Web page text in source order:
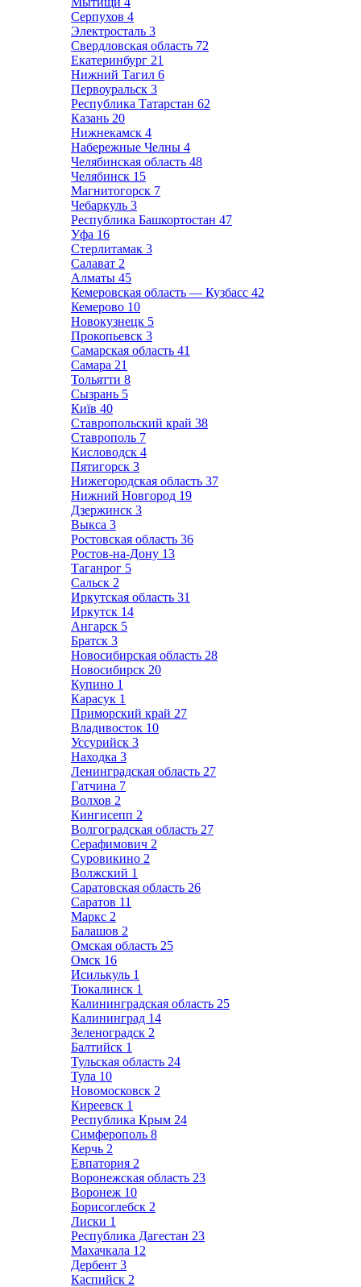
Серпухов 4
Электросталь 3
Свердловская область 72
Екатеринбург 21
Нижний Тагил 6
Первоуральск 3
Республика Татарстан 62
Казань 20
Нижнекамск 4
Набережные Челны 4
Челябинская область 48
Челябинск 15
Магнитогорск 7
Чебаркуль 3
Республика Башкортостан 47
Уфа 16
Стерлитамак 3
Салават 2
Алматы 45
Кемеровская область — Кузбасс 42
Кемерово 10
Новокузнецк 5
Прокопьевск 3
Самарская область 41
Самара 21
Тольятти 8
Сызрань 5
Київ 40
Ставропольский край 38
Ставрополь 7
Кисловодск 4
Пятигорск 3
Нижегородская область 37
Нижний Новгород 19
Дзержинск 3
Выкса 3
Ростовская область 36
Ростов-на-Дону 13
Таганрог 5
Сальск 2
Иркутская область 31
Иркутск 14
Ангарск 5
Братск 3
Новосибирская область 28
Новосибирск 20
Купино 1
Карасук 1
Приморский край 27
Владивосток 10
Уссурийск 3
Находка 3
Ленинградская область 27
Гатчина 7
Волхов 2
Кингисепп 2
Волгоградская область 27
Серафимович 2
Суровикино 2
Волжский 1
Саратовская область 26
Саратов 11
Маркс 2
Балашов 2
Омская область 25
Омск 16
Исилькуль 1
Тюкалинск 1
Калининградская область 25
Калининград 14
Зеленоградск 2
Балтийск 1
Тульская область 24
Тула 10
Новомосковск 2
Киреевск 1
Республика Крым 24
Симферополь 8
Керчь 2
Евпатория 2
Воронежская область 23
Воронеж 10
Борисоглебск 2
Лиски 1
Республика Дагестан 23
Махачкала 12
Дербент 3
Каспийск 2